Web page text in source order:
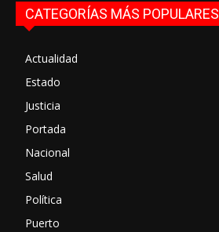
CATEGORÍAS MÁS POPULARES
Actualidad
Estado
Justicia
Portada
Nacional
Salud
Política
Puerto